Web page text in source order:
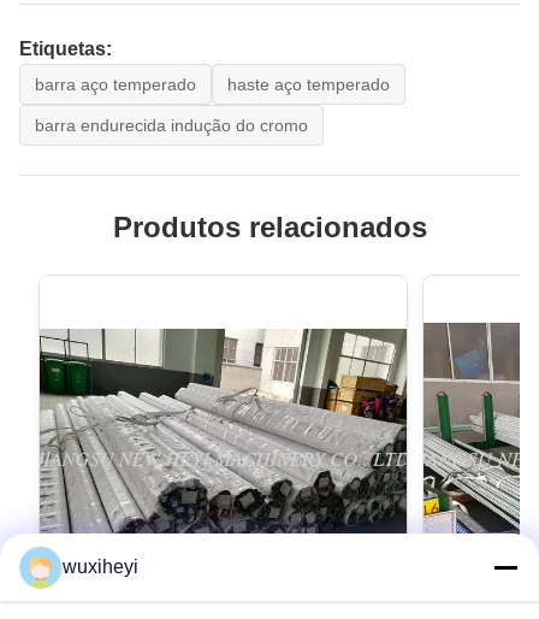
Etiquetas:
barra aço temperado haste aço temperado
barra endurecida indução do cromo
Produtos relacionados
wuxiheyi